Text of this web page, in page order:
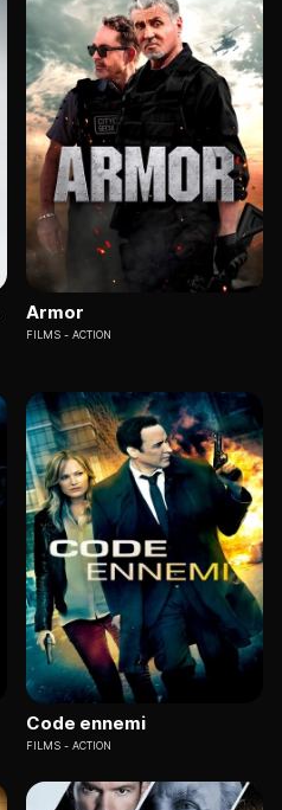
Armor
FILMS ACTION
Code ennemi
FILMS ACTION